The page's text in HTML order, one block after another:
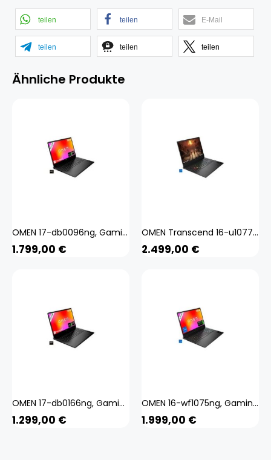
teilen teilen E-Mail
teilen teilen teilen
Ähnliche Produkte
OMEN 17-db0096ng, Gaming-Notebook
1.799,00 €
OMEN Transcend 16-u1077ng, Gaming-Notebook
2.499,00 €
OMEN 17-db0166ng, Gaming-Notebook
1.299,00 €
OMEN 16-wf1075ng, Gaming-Notebook
1.999,00 €